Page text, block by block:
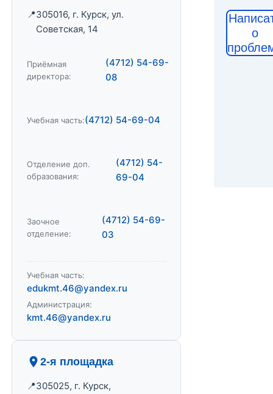
305016, г. Курск, ул.
Советская, 14
Приёмная
директора:
(4712) 54-69-
08
Учебная часть:(4712) 54-69-04
Отделение доп.
образования:
(4712) 54-
69-04
Заочное
отделение:
(4712) 54-69-
03
Учебная часть:
edukmt.46@yandex.ru
Администрация:
kmt.46@yandex.ru
2-я площадка
305025, г. Курск,
о